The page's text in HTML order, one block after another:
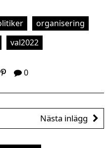
organisering
val2022
0
Nästa inlägg